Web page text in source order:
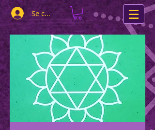
Se connecter